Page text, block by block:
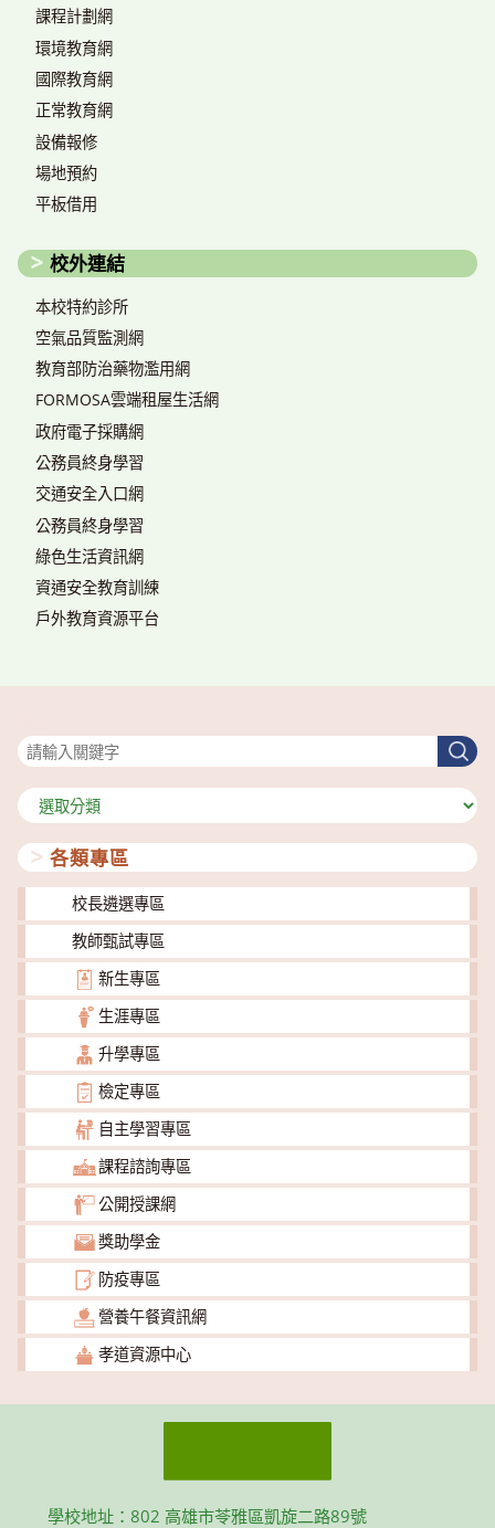
課程計劃網
環境教育網
國際教育網
正常教育網
設備報修
場地預約
平板借用
校外連結
本校特約診所
空氣品質監測網
教育部防治藥物濫用網
FORMOSA雲端租屋生活網
政府電子採購網
公務員終身學習
交通安全入口網
公務員終身學習
綠色生活資訊網
資通安全教育訓練
戶外教育資源平台
搜
尋
分
類
各類專區
校長遴選專區
教師甄試專區
新生專區
生涯專區
升學專區
檢定專區
自主學習專區
課程諮詢專區
公開授課網
獎助學金
防疫專區
營養午餐資訊網
孝道資源中心
學校地址：802 高雄市苓雅區凱旋二路89號